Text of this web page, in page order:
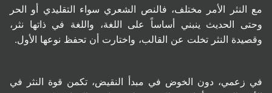
مع النثر الأمر مختلف، فالنص الشعري سواء التقليدي أو الحر
وحتى الحديث ينبني أساساً على اللغة، واللغة في ذاتها نثر،
وقصيدة النثر تخلت عن القالب، واختارت أن تحفظ نوعها الأول.
في زعمي، دون الخوض في مبدأ النقيض، تكمن قوة النثر في